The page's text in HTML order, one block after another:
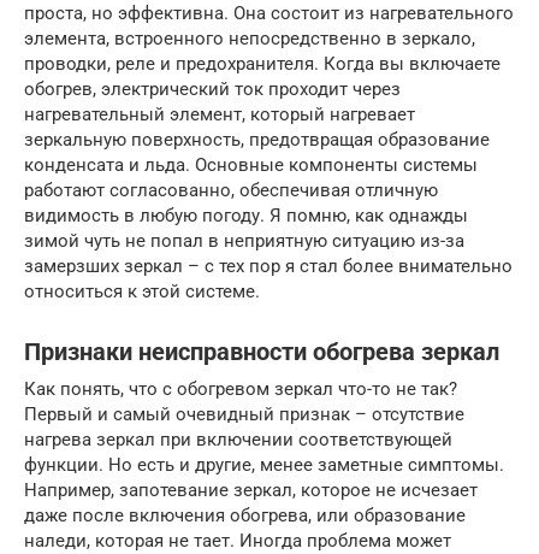
проста, но эффективна. Она состоит из нагревательного
элемента, встроенного непосредственно в зеркало,
проводки, реле и предохранителя. Когда вы включаете
обогрев, электрический ток проходит через
нагревательный элемент, который нагревает
зеркальную поверхность, предотвращая образование
конденсата и льда. Основные компоненты системы
работают согласованно, обеспечивая отличную
видимость в любую погоду. Я помню, как однажды
зимой чуть не попал в неприятную ситуацию из-за
замерзших зеркал – с тех пор я стал более внимательно
относиться к этой системе.
Признаки неисправности обогрева зеркал
Как понять, что с обогревом зеркал что-то не так?
Первый и самый очевидный признак – отсутствие
нагрева зеркал при включении соответствующей
функции. Но есть и другие, менее заметные симптомы.
Например, запотевание зеркал, которое не исчезает
даже после включения обогрева, или образование
наледи, которая не тает. Иногда проблема может